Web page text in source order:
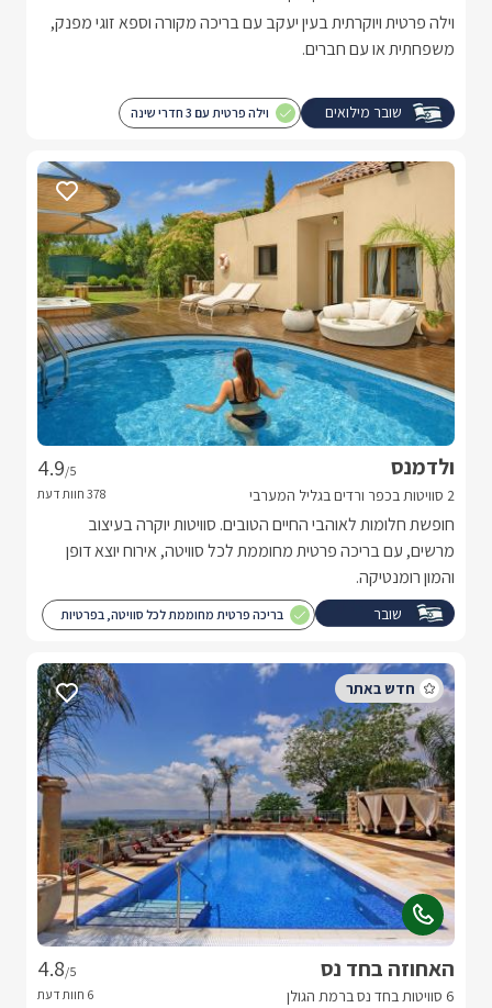
וילה פרטית ויוקרתית בעין יעקב עם בריכה מקורה וספא זוגי מפנק,
משפחתית או עם חברים.
שובר מילואים וילה פרטית עם 3 חדרי שינה
ולדמנס
2 סוויטות בכפר ורדים בגליל המערבי
4.9/5
חופשת חלומות לאוהבי החיים הטובים. סוויטות יוקרה בעיצוב
מרשים, עם בריכה פרטית מחוממת לכל סוויטה, אירוח יוצא דופן
והמון רומנטיקה.
שובר
בריכה פרטית מחוממת לכל סוויטה, בפרטיות
האחוזה בחד נס
6 סוויטות בחד נס ברמת הגולן
4.8/5